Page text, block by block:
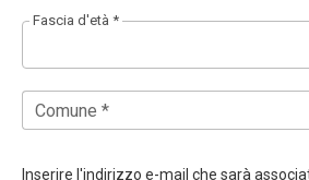
Fascia d'età *
Comune *
Inserire l'indirizzo e-mail che sarà